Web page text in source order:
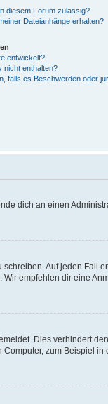
diesem Forum zulässig?
Dateianhänge erhalten?
entwickelt?
nicht enthalten?
falls es Beschwerden oder
dich an einen
Auf jeden Fall
empfehlen dir eine
Dies verhindert
zum Beispiel